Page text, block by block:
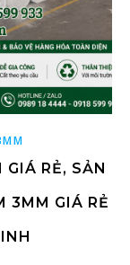
RẺ, SẢN
3MM GIÁ RẺ